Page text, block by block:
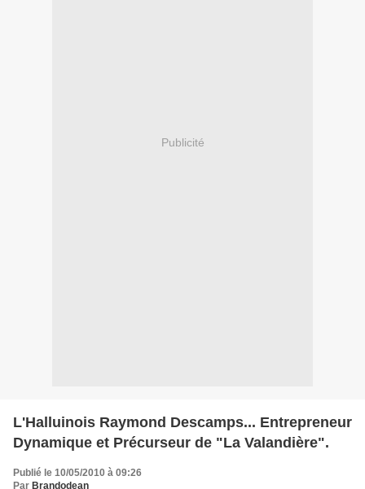
Publicité
L'Halluinois Raymond Descamps... Entrepreneur
Dynamique et Précurseur de "La Valandière".
Publié le 10/05/2010 à 09:26
Par Brandodean